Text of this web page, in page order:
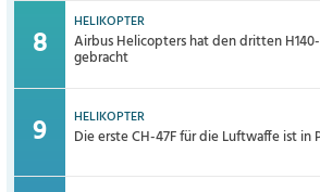
HELIKOPTER
Airbus Helicopters hat den dritten
gebracht
HELIKOPTER
Die erste CH-47F für die Luftwaffe ist in